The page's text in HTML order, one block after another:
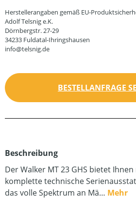
Herstellerangaben gemäß EU-
Adolf Telsnig e.K.
Dörnbergstr. 27-29
34233 Fuldatal-Ihringshausen
info@telsnig.de
BESTELLANFRAGE
Beschreibung
Der Walker MT 23 GHS bietet
komplette technische
das volle Spektrum an Mä… Mehr